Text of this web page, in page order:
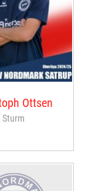
Ottsen
Sturm